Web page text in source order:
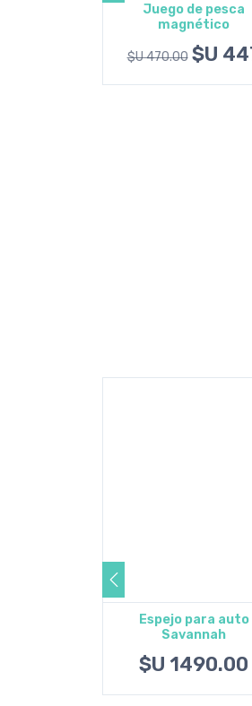
Agregar al carrito
Juego de pesca
magnético
$U 470.00 $U
Agregar al carrito
Espejo para auto
Savannah
$U 1490.00